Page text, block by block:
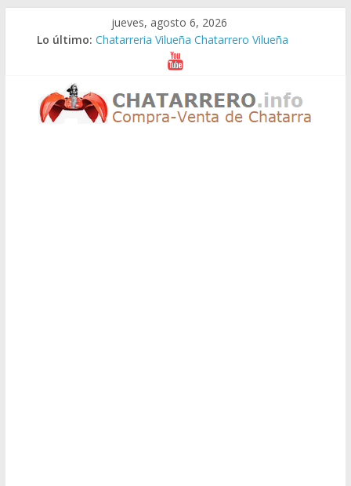
jueves, agosto 6, 2026
Lo último: Chatarreria Vilueña Chatarrero Vilueña
Chatarreria Zuera Chatarrero Zuera
Chatarreria Zaragoza Chatarrero Zaragoza
Chatarreria Zaida Chatarrero Zaida
Chatarreria Vistabella Chatarrero Vistabella